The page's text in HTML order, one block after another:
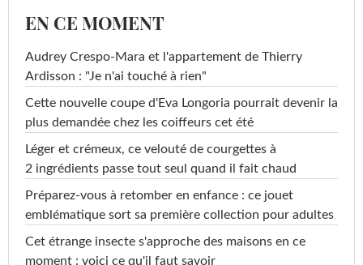
EN CE MOMENT
Audrey Crespo-Mara et l'appartement de Thierry
Ardisson : "Je n'ai touché à rien"
Cette nouvelle coupe d'Eva Longoria pourrait devenir la
plus demandée chez les coiffeurs cet été
Léger et crémeux, ce velouté de courgettes à
2 ingrédients passe tout seul quand il fait chaud
Préparez-vous à retomber en enfance : ce jouet
emblématique sort sa première collection pour adultes
Cet étrange insecte s'approche des maisons en ce
moment : voici ce qu'il faut savoir